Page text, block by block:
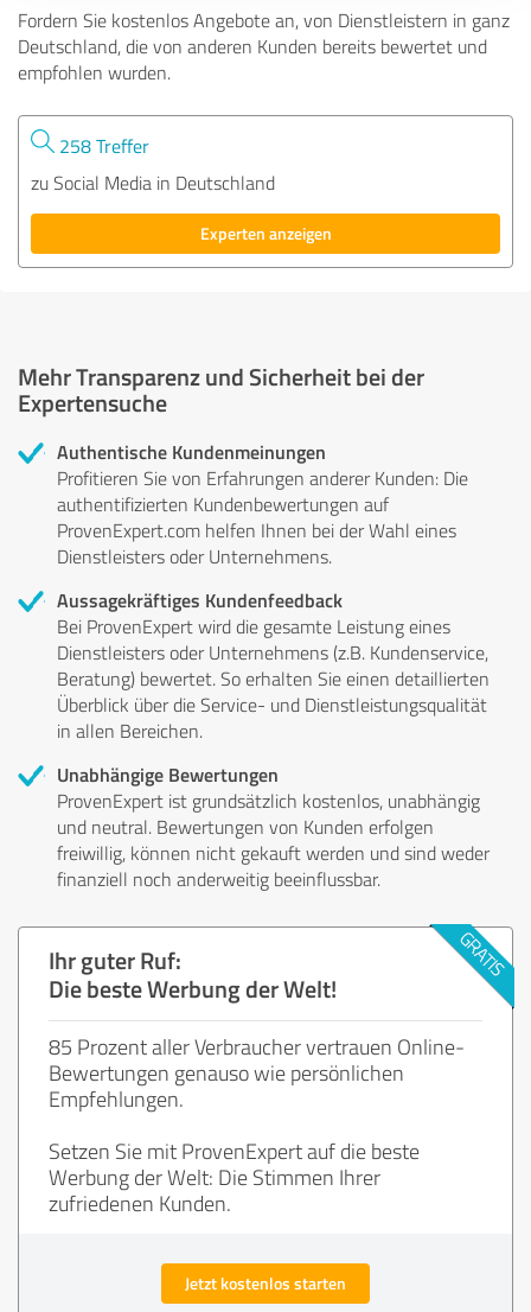
Fordern Sie kostenlos Angebote an, von Dienstleistern in ganz
Deutschland, die von anderen Kunden bereits bewertet und
empfohlen wurden.
258 Treffer
zu Social Media in Deutschland
Experten anzeigen
Mehr Transparenz und Sicherheit bei der
Expertensuche
Authentische Kundenmeinungen
Profitieren Sie von Erfahrungen anderer Kunden: Die
authentifizierten Kundenbewertungen auf
ProvenExpert.com helfen Ihnen bei der Wahl eines
Dienstleisters oder Unternehmens.
Aussagekräftiges Kundenfeedback
Bei ProvenExpert wird die gesamte Leistung eines
Dienstleisters oder Unternehmens (z.B. Kundenservice,
Beratung) bewertet. So erhalten Sie einen detaillierten
Überblick über die Service- und Dienstleistungsqualität
in allen Bereichen.
Unabhängige Bewertungen
ProvenExpert ist grundsätzlich kostenlos, unabhängig
und neutral. Bewertungen von Kunden erfolgen
freiwillig, können nicht gekauft werden und sind weder
finanziell noch anderweitig beeinflussbar.
Ihr guter Ruf:
Die beste Werbung der Welt!
85 Prozent aller Verbraucher vertrauen Online-
Bewertungen genauso wie persönlichen
Empfehlungen.
Setzen Sie mit ProvenExpert auf die beste
Werbung der Welt: Die Stimmen Ihrer
zufriedenen Kunden.
Jetzt kostenlos starten